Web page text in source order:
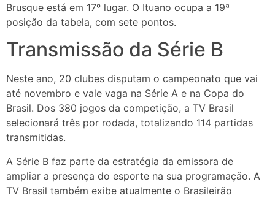
Brusque está em 17º lugar. O Ituano ocupa a 19ª
posição da tabela, com sete pontos.
Transmissão da Série B
Neste ano, 20 clubes disputam o campeonato que vai
até novembro e vale vaga na Série A e na Copa do
Brasil. Dos 380 jogos da competição, a TV Brasil
selecionará três por rodada, totalizando 114 partidas
transmitidas.
A Série B faz parte da estratégia da emissora de
ampliar a presença do esporte na sua programação. A
TV Brasil também exibe atualmente o Brasileirão